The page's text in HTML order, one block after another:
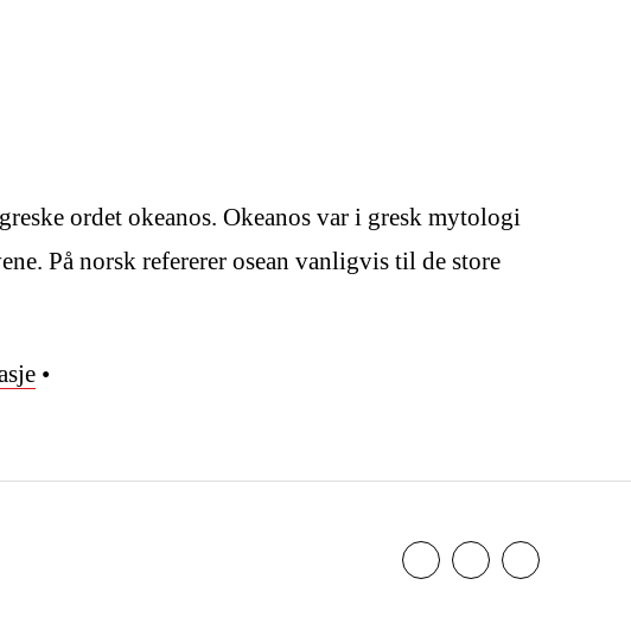
ordet okeanos. Okeanos var i gresk mytologi
På norsk refererer osean vanligvis til de store
•